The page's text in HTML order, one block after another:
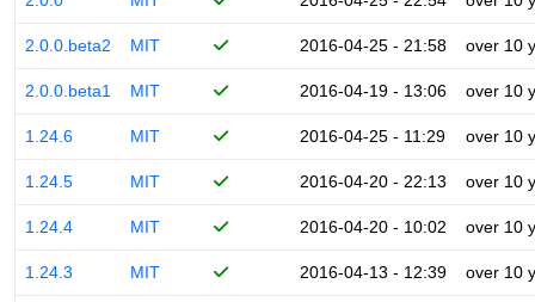
2.0.0.beta2 MIT 2016-04-25 - 21:58 over 10
2.0.0.beta1 MIT 2016-04-19 - 13:06 over 10
1.24.6 MIT 2016-04-25 - 11:29 over 10
1.24.5 MIT 2016-04-20 - 22:13 over 10
1.24.4 MIT 2016-04-20 - 10:02 over 10
1.24.3 MIT 2016-04-13 - 12:39 over 10